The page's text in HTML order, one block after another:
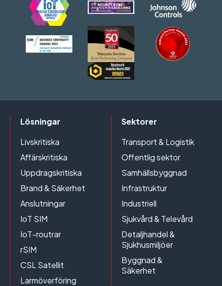
Lösningar
Livskritiska
Affärskritiska
Uppdragskritiska
Brand & Säkerhet
Anslutningar
IoT SIM
IoT-routrar
rSIM
CSL Satellit
Larmöverföring
Sektorer
Transport & Logistik
Offentlig sektor
Samhällsbyggnad
Infrastruktur
Industriell
Sjukvård & Televård
Detaljhandel &
Sjukhusmiljöer
Byggnad &
Säkerhet